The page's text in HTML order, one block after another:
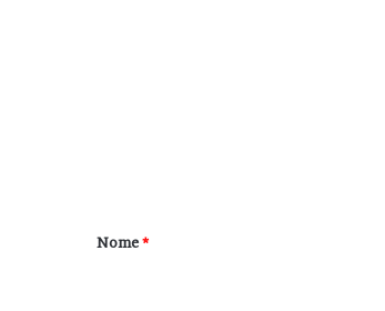
r
Nome*